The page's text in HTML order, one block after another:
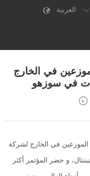
العربية
في الخارج
في سوزهو
الموزعين في الخارج لشركة
و حضر المؤتمر أكثر